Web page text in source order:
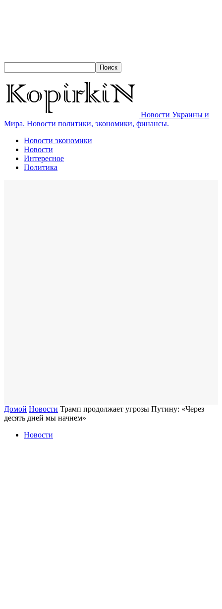
Новости Украины и
Мира. Новости политики, экономики, финансы.
Новости экономики
Новости
Интересное
Политика
Домой Новости Трамп продолжает угрозы Путину: «Через
десять дней мы начнем»
Новости